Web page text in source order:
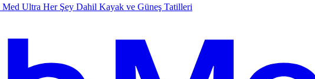
Med Ultra Her Şey Dahil Kayak ve Güneş Tatilleri